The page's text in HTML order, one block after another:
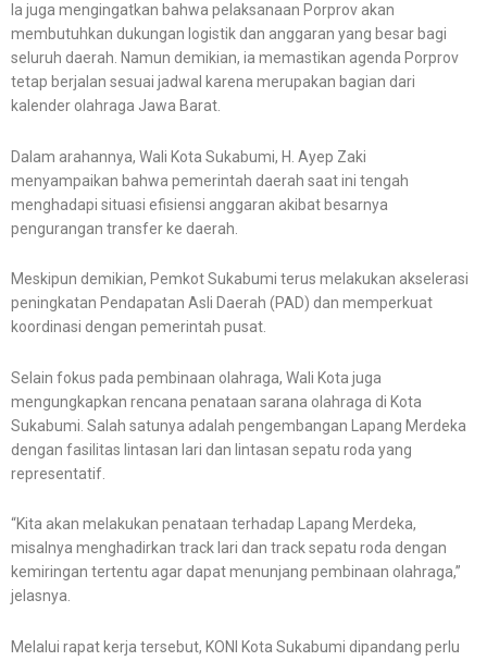
Ia juga mengingatkan bahwa pelaksanaan Porprov akan
membutuhkan dukungan logistik dan anggaran yang besar bagi
seluruh daerah. Namun demikian, ia memastikan agenda Porprov
tetap berjalan sesuai jadwal karena merupakan bagian dari
kalender olahraga Jawa Barat.
Dalam arahannya, Wali Kota Sukabumi, H. Ayep Zaki
menyampaikan bahwa pemerintah daerah saat ini tengah
menghadapi situasi efisiensi anggaran akibat besarnya
pengurangan transfer ke daerah.
Meskipun demikian, Pemkot Sukabumi terus melakukan akselerasi
peningkatan Pendapatan Asli Daerah (PAD) dan memperkuat
koordinasi dengan pemerintah pusat.
Selain fokus pada pembinaan olahraga, Wali Kota juga
mengungkapkan rencana penataan sarana olahraga di Kota
Sukabumi. Salah satunya adalah pengembangan Lapang Merdeka
dengan fasilitas lintasan lari dan lintasan sepatu roda yang
representatif.
“Kita akan melakukan penataan terhadap Lapang Merdeka,
misalnya menghadirkan track lari dan track sepatu roda dengan
kemiringan tertentu agar dapat menunjang pembinaan olahraga,”
jelasnya.
Melalui rapat kerja tersebut, KONI Kota Sukabumi dipandang perlu